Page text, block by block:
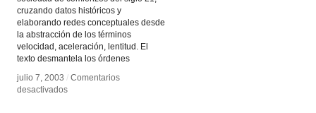
cruzando datos históricos y
elaborando redes conceptuales desde
la abstracción de los términos
velocidad, aceleración, lentitud. El
texto desmantela los órdenes
julio 7, 2003 / Comentarios
desactivadosen
julio 7, 2003 / Comentarios
desactivadosen